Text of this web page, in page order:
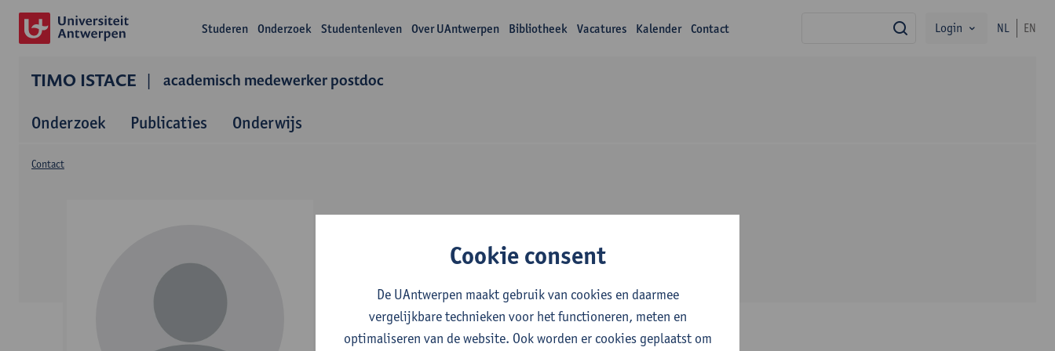
Studeren Onderzoek Studentenleven Over UAntwerpen Bibliotheek Vacatures Kalender Contact zoekLogin NL EN
TIMO ISTACE academisch medewerker postdoc
Onderzoek Publicaties Onderwijs
Over Timo Istace
Contact
Cookie consent
De UAntwerpen maakt gebruik van cookies en daarmee
vergelijkbare technieken voor het functioneren, meten en
optimaliseren van de website. Ook worden er cookies geplaatst om